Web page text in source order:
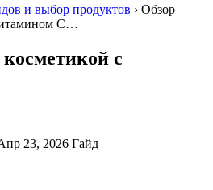
и выбор продуктов › Обзор
С…
с
23, 2026 Гайд